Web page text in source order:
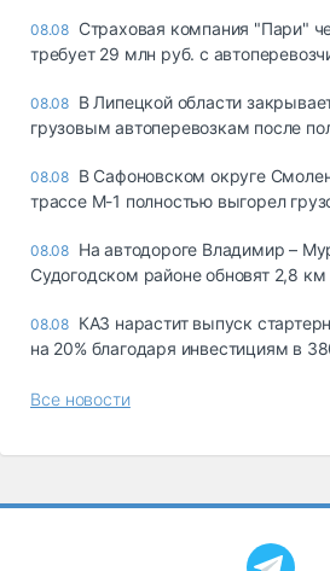
08.08 Страховая компания "Пари"
требует 29 млн руб. с
08.08 В Липецкой области
грузовым автоперевозкам после
08.08 В Сафоновском округе
трассе М-1 полностью выгорел
08.08 На автодороге Владимир –
Судогодском районе обновят 2,8 км
08.08 КАЗ нарастит выпуск
на 20% благодаря инвестициям в
Все новости